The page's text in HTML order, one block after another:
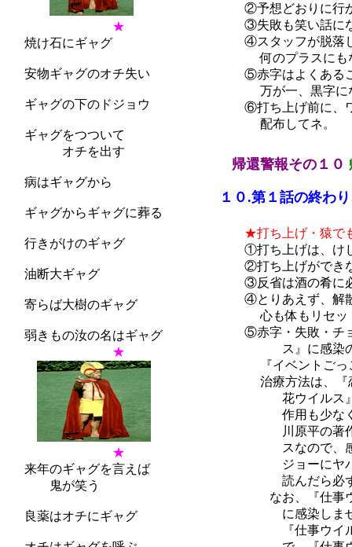
★
焼け石にギャグ
安物ギャグのオチ失い
ギャグの下のドジョウ
ギャグをつついて
オチを出す
病はギャグから
ギャグからギャグに葬る
行きがけのギャグ
油断大ギャグ
寄らば大樹のギャグ
弱きもの汝の名はギャグ
★
★
来年のギャグを言えば
鬼が笑う
良薬はオチにギャグ
②予想どおりに行か
③失敗も笑い話にな
④スタッフが脱落し
何のプラスにもな
⑤赤字はよくあるこ
万が一、黒字にな
⑥打ち上げ前に、ワ
配布してネ。
帰還警報その１０
１０.第１話の終わり
★打ち上げ・猿で
①打ち上げは、けじ
②打ち上げができな
③反省は酒の肴に必
④とりあえず、解散
心も体もリセット
⑤赤字・失敗・チョ
ス』に感染の恐れ
『イベントごっこ
治療方法は、『恋
花ウイルス』に感
作用も少なく、効
川原平の著作に詳
スなので、感染は
ジョーにヤバイで
読んだら必ず感染
なお、『仕事ウイ
に感染しません、
『仕事ウイルス』